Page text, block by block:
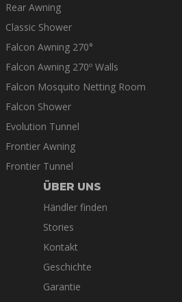
Rear Awning
Classic Shower
Falcon Awning 270°
Falcon Awning 270º Walls
Falcon Mosquito Netting Room
Falcon Shower
Evolution Tunnel
Frontier Awning
Frontier Tunnel
ÜBER UNS
Händler finden
Stories
Kontakt
Geschichte
Garantie